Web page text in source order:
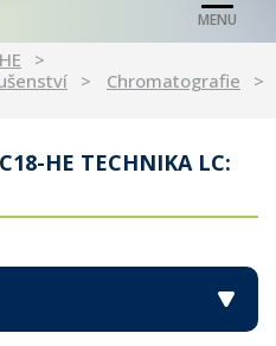
MENU
Chromatografie
HE TECHNIKA LC: